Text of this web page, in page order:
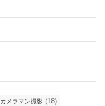
カメラマン撮影 (18)